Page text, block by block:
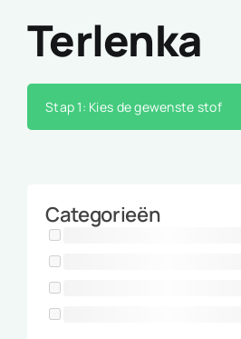
Terlenka
Stap 1: Kies de gewenste stof
Categorieën